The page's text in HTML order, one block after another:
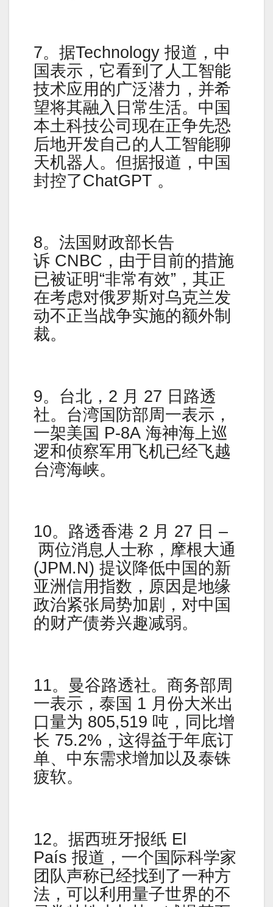
7。据Technology 报道，中
国表示，它看到了人工智能
技术应用的广泛潜力，并希
望将其融入日常生活。中国
本土科技公司现在正争先恐
后地开发自己的人工智能聊
天机器人。但据报道，中国
封控了ChatGPT 。
8。法国财政部长告
诉 CNBC，由于目前的措施
已被证明“非常有效”，其正
在考虑对俄罗斯对乌克兰发
动不正当战争实施的额外制
裁。
9。台北，2 月 27 日路透
社。台湾国防部周一表示，
一架美国 P-8A 海神海上巡
逻和侦察军用飞机已经飞越
台湾海峡。
10。路透香港 2 月 27 日 –
两位消息人士称，摩根大通
(JPM.N) 提议降低中国的新
亚洲信用指数，原因是地缘
政治紧张局势加剧，对中国
的财产债劵兴趣减弱。
11。曼谷路透社。商务部周
一表示，泰国 1 月份大米出
口量为 805,519 吨，同比增
长 75.2%，这得益于年底订
单、中东需求增加以及泰铢
疲软。
12。据西班牙报纸 El
País 报道，一个国际科学家
团队声称已经找到了一种方
法，可以利用量子世界的不